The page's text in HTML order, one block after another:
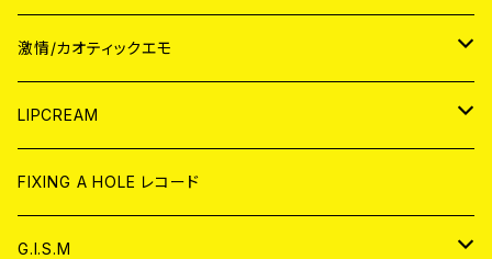
JAPAN
CD
ANALOG
WORLD
CD
ANALOG
激情/カオティックエモ
JAPAN
CD
ANALOG
WORLD
CD
LIPCREAM
CD
アナログ
FIXING A HOLE レコード
G.I.S.M